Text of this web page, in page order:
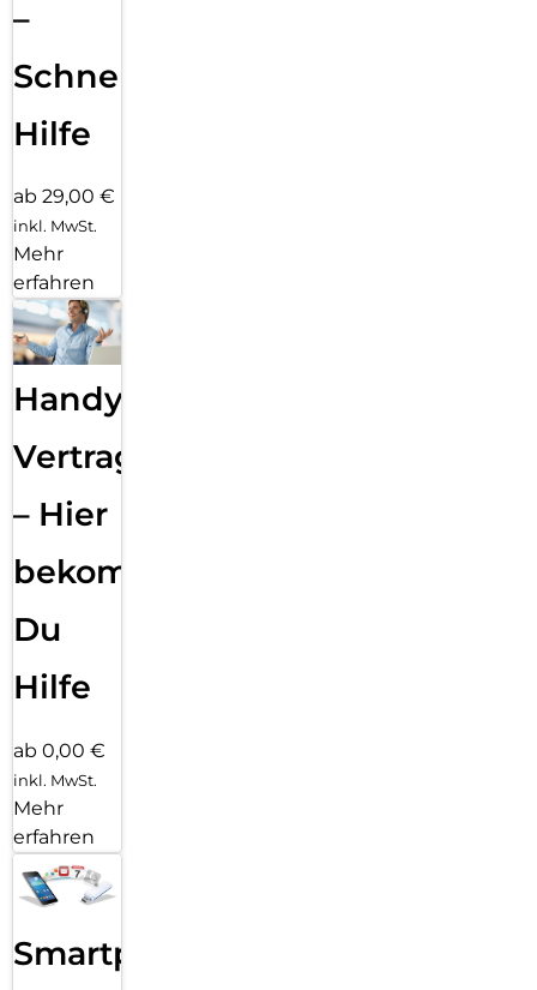
–
Schnelle
Hilfe
ab 29,00 €
inkl. MwSt.
Mehr
erfahren
Handy
Vertragsabwicklung
– Hier
bekommst
Du
Hilfe
ab 0,00 €
inkl. MwSt.
Mehr
erfahren
Smartphone